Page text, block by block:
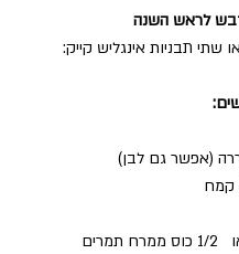
לראש השנה
שתי תבניות אינגליש קייק: